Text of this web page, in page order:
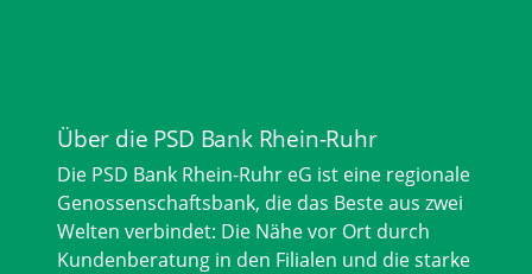
Über die PSD Bank Rhein-Ruhr
Die PSD Bank Rhein-Ruhr eG ist eine regionale
Genossenschaftsbank, die das Beste aus zwei
Welten verbindet: Die Nähe vor Ort durch
Kundenberatung in den Filialen und die starke